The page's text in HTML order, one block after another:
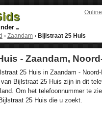
› Zaandam› Bijlstraat 25 Huis
- Zaandam,
25 Huis in Zaandam -
Bijlstraat 25 Huis zijn in dit
Om het telefoonnummer te
25 Huis die u zoekt.